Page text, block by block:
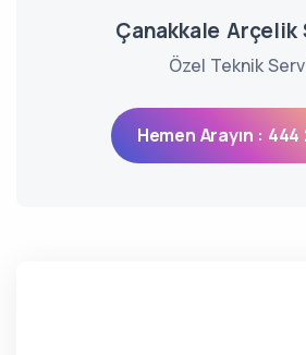
Çanakkale Arçelik
Özel Teknik
Hemen Arayın : 444